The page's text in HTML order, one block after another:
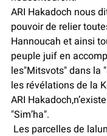
ARI Hakadoch nous
pouvoir de relier
Hannoucah et ainsi
peuple juif en
les"Mitsvots" dans la
les révélations de la
ARI
"Sim’ha".